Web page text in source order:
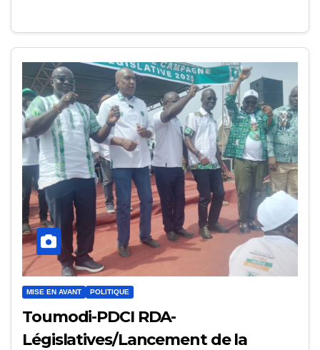
MISE EN AVANT POLITIQUE
Toumodi-PDCI RDA-
Législatives/Lancement de la